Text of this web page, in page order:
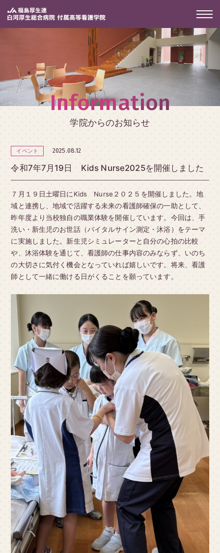
Information
学院からのお知らせ
イベント 2025.08.12
令和7年7月19日 Kids Nurse2025を開催しました
７月１９日土曜日にKids Nurse２０２５を開催しました。地
域と連携し、地域で活躍する未来の看護師確保の一助として、
昨年度より当校独自の職業体験を開催しています。今回は、手
洗い・新生児のお世話（バイタルサイン測定・沐浴）をテーマ
に実施しました。新生児シミュレーターと自分の心拍の比較
や、沐浴体験を通じて、看護師の仕事内容のみならず、いのち
の大切さに気付く機会となっていれば嬉しいです。将来、看護
師として一緒に働ける日がくることを願っています。